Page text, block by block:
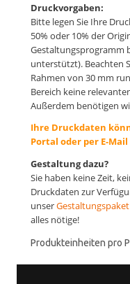
Druckvorgaben:
Bitte legen Sie Ihre
50% oder 10% der
Gestaltungsprogramm
unterstützt). Beachten
Rahmen von 30 mm
Bereich keine
Außerdem benötigen
Ihre Druckdaten
Portal oder per E-
Gestaltung dazu?
Sie haben keine Zeit,
Druckdaten zur
unserGestaltungspaket
alles nötige!
Produkteinheiten pro